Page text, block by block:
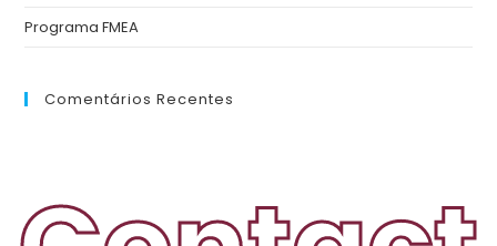
Programa FMEA
Comentários Recentes